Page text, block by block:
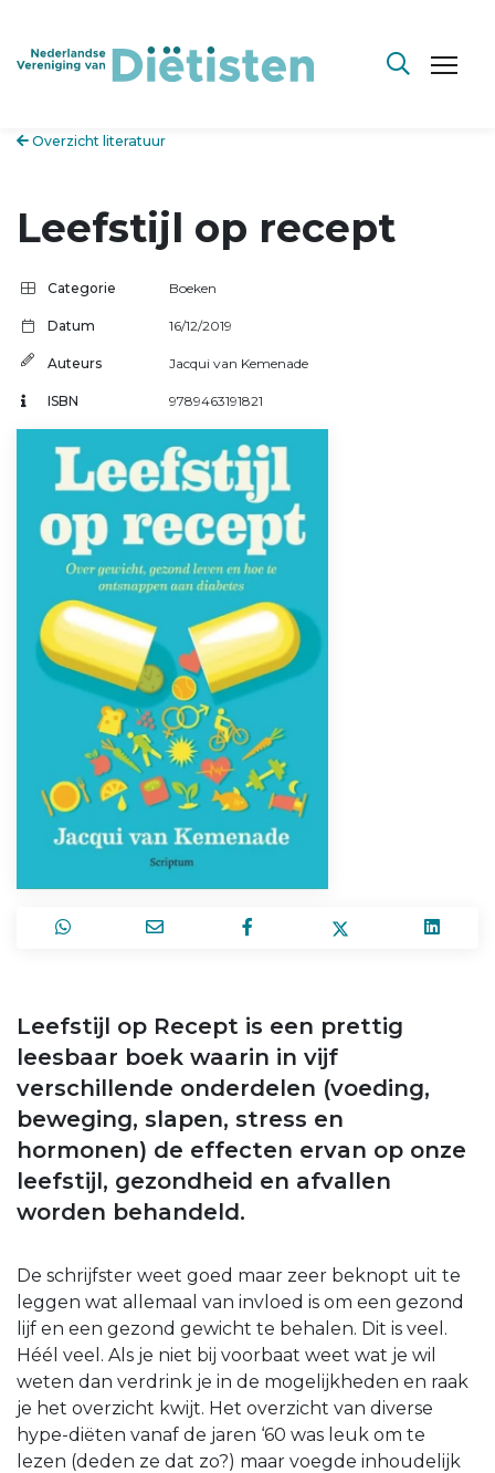
Overzicht literatuur
Leefstijl op recept
Categorie Boeken
Datum 16/12/2019
Auteurs Jacqui van Kemenade
ISBN 9789463191821
Leefstijl op Recept is een prettig
leesbaar boek waarin in vijf
verschillende onderdelen (voeding,
beweging, slapen, stress en
hormonen) de effecten ervan op onze
leefstijl, gezondheid en afvallen
worden behandeld.
De schrijfster weet goed maar zeer beknopt uit te
leggen wat allemaal van invloed is om een gezond
lijf en een gezond gewicht te behalen. Dit is veel.
Héél veel. Als je niet bij voorbaat weet wat je wil
weten dan verdrink je in de mogelijkheden en raak
je het overzicht kwijt. Het overzicht van diverse
hype-diëten vanaf de jaren ‘60 was leuk om te
lezen (deden ze dat zo?) maar voegde inhoudelijk